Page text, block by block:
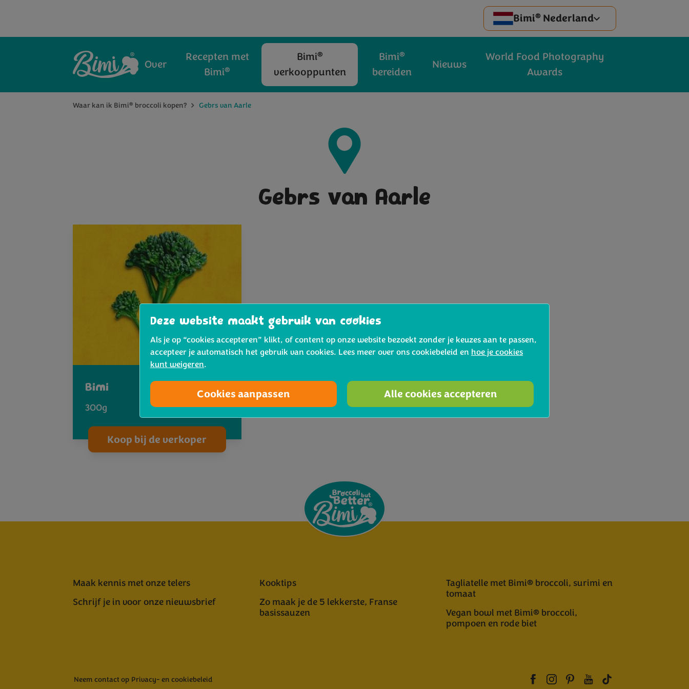
Bimi® Nederland
Over
Recepten met
Bimi®
Bimi®
verkooppunten
Bimi®
bereiden
Nieuws
World Food Photography
Awards
Waar kan ik Bimi® broccoli kopen? Gebrs van Aarle
Gebrs van Aarle
Bimi
300g
Koop bij de verkoper
Deze website maakt gebruik van cookies
Als je op “cookies accepteren” klikt, of content op onze website bezoekt zonder je keuzes aan te passen,
accepteer je automatisch het gebruik van cookies. Lees meer over ons cookiebeleid en hoe je cookies
kunt weigeren.
Cookies aanpassen Alle cookies accepteren
Maak kennis met onze telers
Schrijf je in voor onze nieuwsbrief
Kooktips
Zo maak je de 5 lekkerste, Franse
basissauzen
Tagliatelle met Bimi® broccoli, surimi en
tomaat
Vegan bowl met Bimi® broccoli,
pompoen en rode biet
Neem contact op Privacy- en cookiebeleid